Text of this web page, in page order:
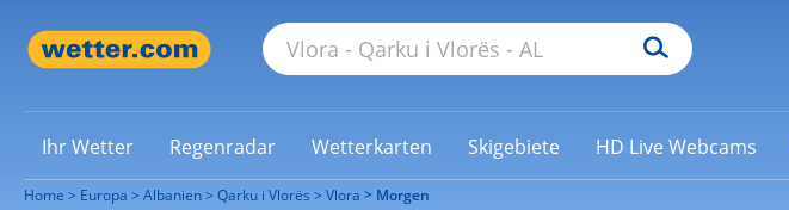
Ihr Wetter Regenradar Wetterkarten Skigebiete HD Live Webcams
Home Europa Albanien Qarku i Vlorës Vlora Morgen